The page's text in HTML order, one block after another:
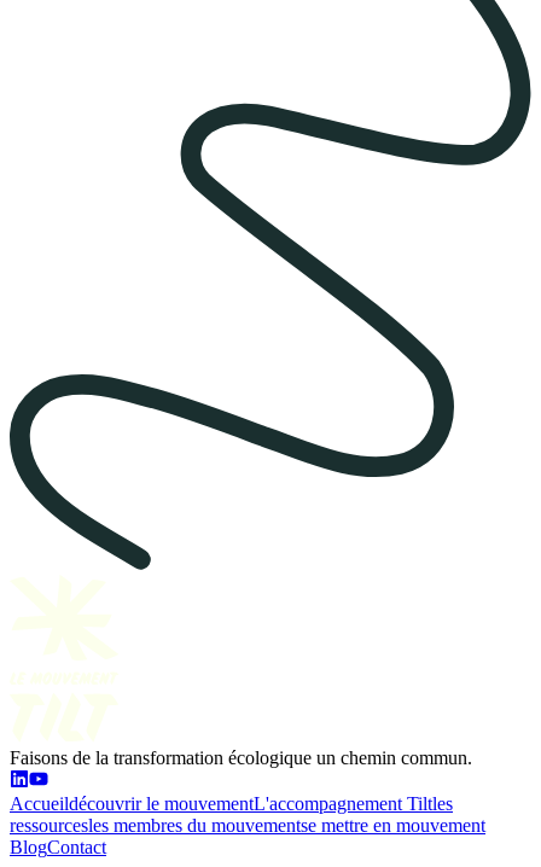
Faisons de la transformation écologique un chemin commun.
Accueildécouvrir le mouvementL'accompagnement Tiltles
ressourcesles membres du mouvementse mettre en mouvement
BlogContact